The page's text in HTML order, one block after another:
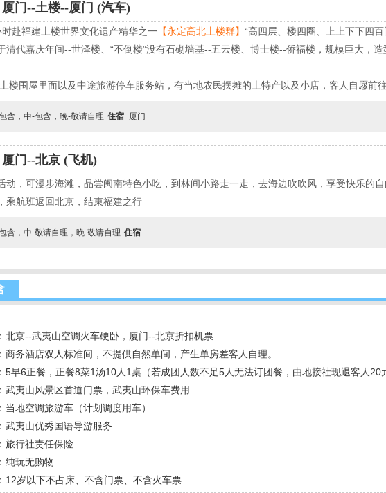
厦门--土楼--厦门 (汽车)
赴福建土楼世界文化遗产精华之一 【永定高北土楼群】 “高四层、楼四圈、上上下下四
清代嘉庆年间--世泽楼、“不倒楼”没有石砌墙基--五云楼、博士楼--侨福楼，规模巨大，
土楼围屋里面以及中途旅游停车服务站，有当地农民摆摊的土特产以及小店，客人自愿前
含，中-包含，晚-敬请自理 住宿 厦门
厦门--北京 (飞机)
动，可漫步海滩，品尝闽南特色小吃，到林间小路走一走，去海边吹吹风，享受快乐的
乘航班返回北京，结束福建之行
含，中-敬请自理，晚-敬请自理 住宿 --
北京--武夷山空调火车硬卧，厦门--北京折扣机票
商务酒店双人标准间，不提供自然单间，产生单房差客人自理。
5早6正餐，正餐8菜1汤10人1桌（若成团人数不足5人无法订团餐，由地接社现退客人20
武夷山风景区首道门票，武夷山环保车费用
当地空调旅游车（计划调度用车）
武夷山优秀国语导游服务
旅行社责任保险
纯玩无购物
12岁以下不占床、不含门票、不含火车票